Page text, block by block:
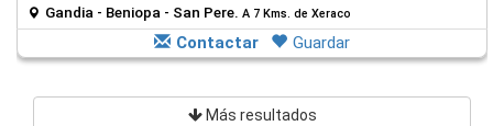
Gandia - Beniopa - San Pere. A 7 Kms. de Xeraco
Contactar Guardar
Más resultados